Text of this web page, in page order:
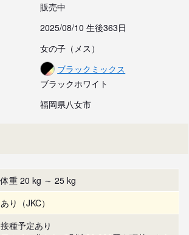
販売中
2025/08/10 生後363日
女の子（メス）
ブラックミックス
ブラックホワイト
福岡県八女市
体重 20 kg ～ 25 kg
あり（JKC）
接種予定あり